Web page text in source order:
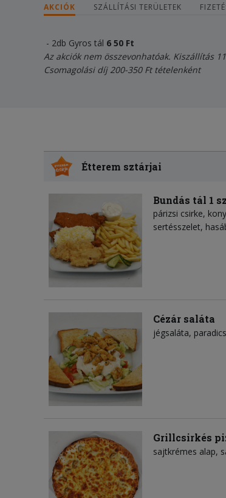
AKCIÓK SZÁLLÍTÁSI TERÜLETEK
- 2db Gyros tál 6 50 Ft
Az akciók nem összevonhatóak. Kiszállítás
Csomagolási díj 200-350 Ft tételenként
Étterem sztárjai
Bundás tál 1
párizsi csirke,
sertésszelet,
Cézár saláta
jégsaláta
Grillcsirkés
sajtkrémes alap